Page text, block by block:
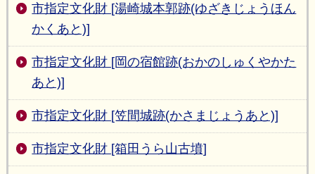
市指定文化財 [湯崎城本郭跡(ゆざきじょうほん
かくあと)]
市指定文化財 [岡の宿館跡(おかのしゅくやかた
あと)]
市指定文化財 [笠間城跡(かさまじょうあと)]
市指定文化財 [箱田うら山古墳]